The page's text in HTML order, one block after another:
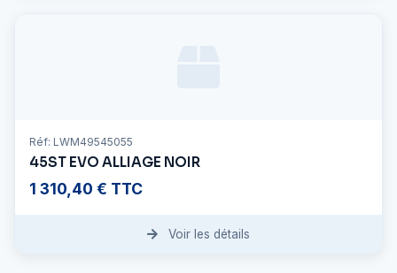
Réf: LWM49545055
45ST EVO ALLIAGE NOIR
1 310,40 € TTC
Voir les détails